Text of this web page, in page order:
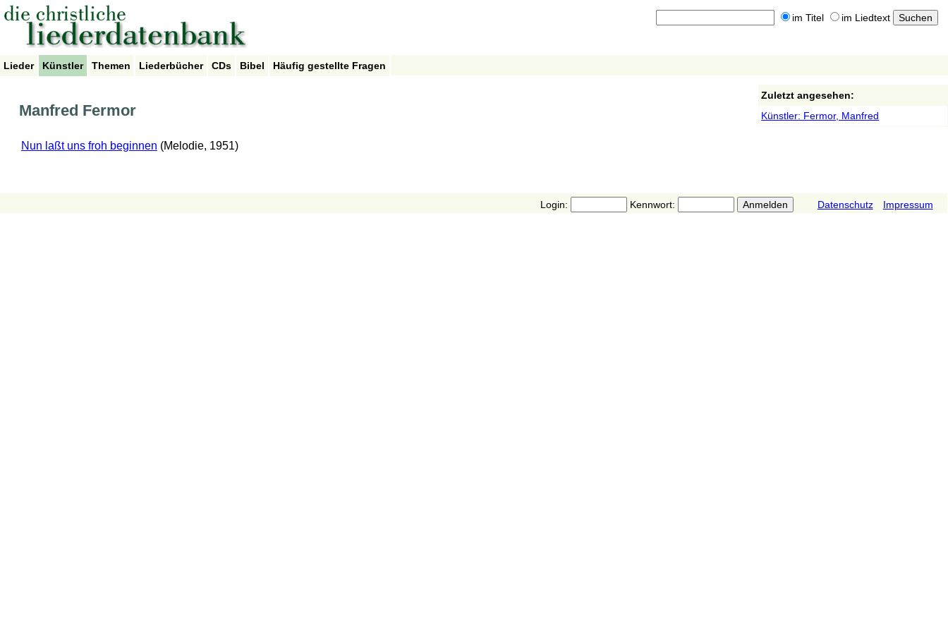
im Titel im Liedtext
Lieder Künstler Themen Liederbücher CDs Bibel Häufig gestellte Fragen
Manfred Fermor
Nun laßt uns froh beginnen (Melodie, 1951)
Zuletzt angesehen:
Künstler: Fermor, Manfred
Login: Kennwort: Datenschutz Impressum